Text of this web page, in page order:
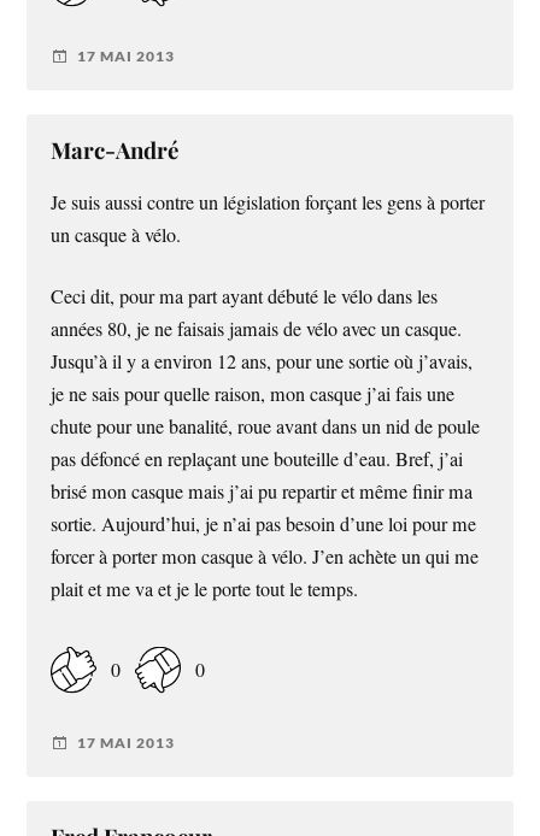
17 MAI 2013
Marc-André
Je suis aussi contre un législation forçant les gens à porter
un casque à vélo.
Ceci dit, pour ma part ayant débuté le vélo dans les
années 80, je ne faisais jamais de vélo avec un casque.
Jusqu’à il y a environ 12 ans, pour une sortie où j’avais,
je ne sais pour quelle raison, mon casque j’ai fais une
chute pour une banalité, roue avant dans un nid de poule
pas défoncé en replaçant une bouteille d’eau. Bref, j’ai
brisé mon casque mais j’ai pu repartir et même finir ma
sortie. Aujourd’hui, je n’ai pas besoin d’une loi pour me
forcer à porter mon casque à vélo. J’en achète un qui me
plait et me va et je le porte tout le temps.
0 0
17 MAI 2013